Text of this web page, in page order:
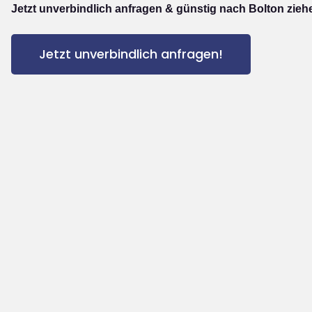
Jetzt unverbindlich anfragen & günstig nach Bolton
Jetzt unverbindlich anfragen!